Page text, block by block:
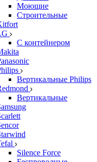
Моющие
Строительные
С контейнером
Вертикальные Philips
Вертикальные
Silence Force